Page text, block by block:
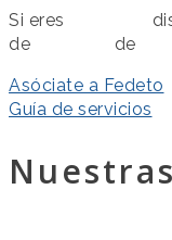
Si eres
de
de
Asóciate a Fedeto
Guía de servicios